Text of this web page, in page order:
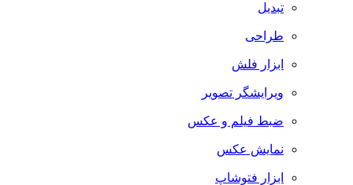
تبدیل
طراحی
ابزار فلش
ویرایشگر تصویر
ضبط فيلم و عكس
نمایش عکس
ابزار فتوشاپ